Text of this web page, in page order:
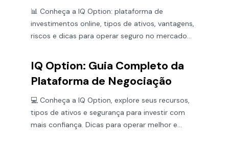
📊 Conheça a IQ Option: plataforma de
investimentos online, tipos de ativos, vantagens,
riscos e dicas para operar seguro no mercado
IQ Option: Guia Completo da
Plataforma de Negociação
💻 Conheça a IQ Option, explore seus recursos,
tipos de ativos e segurança para investir com
mais confiança. Dicas para operar melhor e